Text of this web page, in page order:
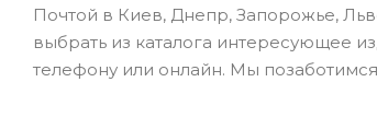
Почтой в Киев, Днепр, Запорожье,
выбрать из каталога интересующее
телефону или онлайн. Мы